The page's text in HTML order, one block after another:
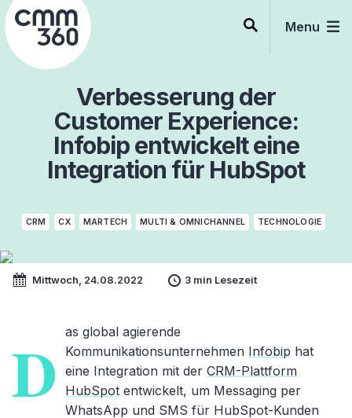
Skip
to
content
Menu
Verbesserung der
Customer Experience:
Infobip entwickelt eine
Integration für HubSpot
CRM CX MARTECH MULTI & OMNICHANNEL TECHNOLOGIE
Mittwoch, 24.08.2022 3 min Lesezeit
D as global agierende
Kommunikationsunternehmen Infobip hat
eine Integration mit der CRM-Plattform
HubSpot entwickelt, um Messaging per
WhatsApp und SMS für HubSpot-Kunden